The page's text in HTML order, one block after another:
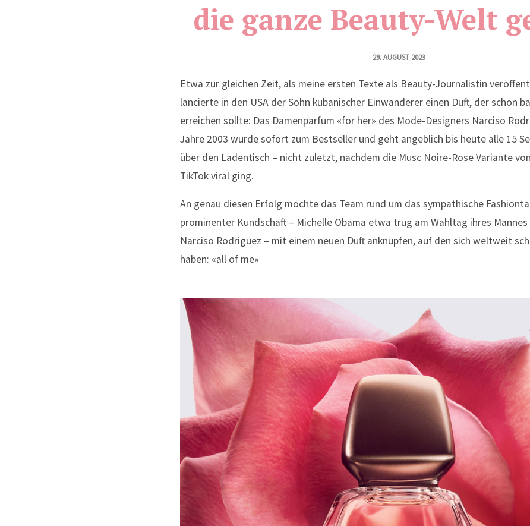
die ganze Beauty-Welt
29. AUGUST 2023
Etwa zur gleichen Zeit, als meine ersten Texte als Beauty-Journalistin
lancierte in den USA der Sohn kubanischer Einwanderer einen Duft, der schon
erreichen sollte: Das Damenparfum «for her» des Mode-Designers Narciso
Jahre 2003 wurde sofort zum Bestseller und geht angeblich bis heute alle 15
über den Ladentisch – nicht zuletzt, nachdem die Musc Noire-Rose Variante
TikTok viral ging.
An genau diesen Erfolg möchte das Team rund um das sympathische
prominenter Kundschaft – Michelle Obama etwa trug am Wahltag ihres
Narciso Rodriguez – mit einem neuen Duft anknüpfen, auf den sich weltweit
haben: «all of me»